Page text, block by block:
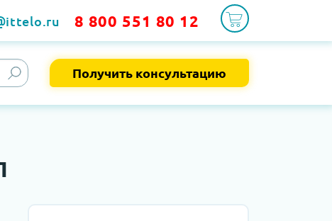
8 800 551 80 12
Получить консультацию